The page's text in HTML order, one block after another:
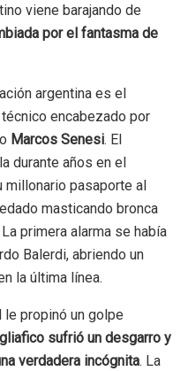
viene barajando de
por el fantasma de
argentina es el
encabezado por
Marcos Senesi. El
durante años en el
millonario pasaporte al
masticando bronca
primera alarma se había
Balerdi, abriendo un
la última línea.
propinó un golpe
sufrió un desgarro y
verdadera incógnita. La